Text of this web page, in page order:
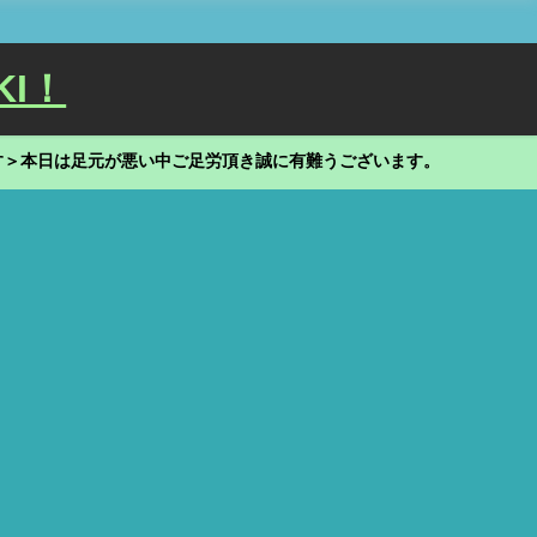
！
本日は足元が悪い中ご足労頂き誠に有難うございます。